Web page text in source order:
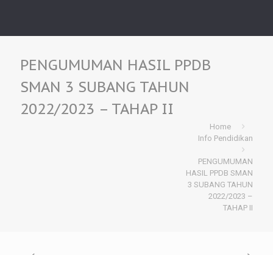
PENGUMUMAN HASIL PPDB
SMAN 3 SUBANG TAHUN
2022/2023 – TAHAP II
Home
Info Pendidikan
PENGUMUMAN
HASIL PPDB SMAN
3 SUBANG TAHUN
2022/2023 –
TAHAP II